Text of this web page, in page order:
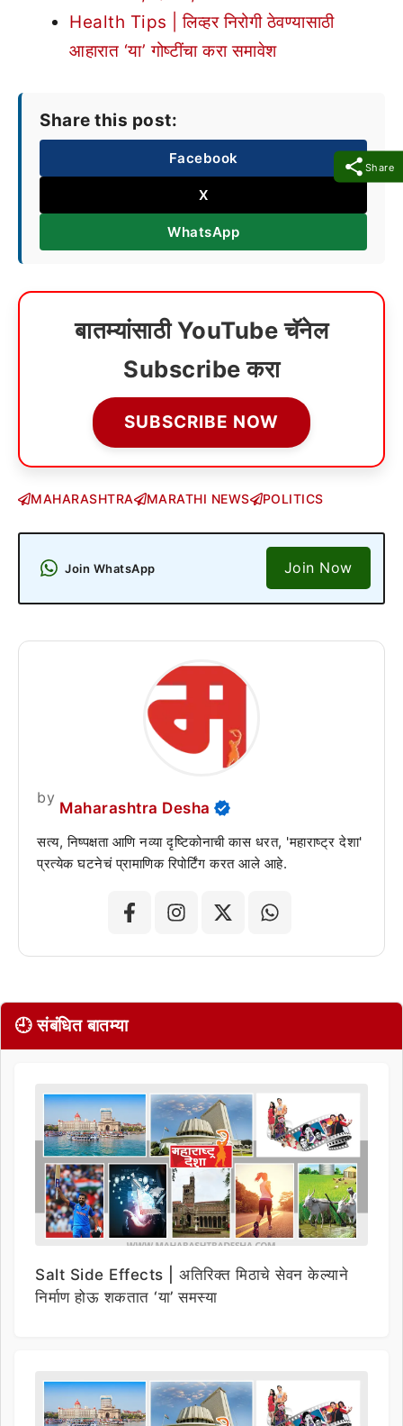
Share
Health Tips | लिव्हर निरोगी ठेवण्यासाठी
आहारात ‘या’ गोष्टींचा करा समावेश
Share this post:
Facebook
X
WhatsApp
बातम्यांसाठी YouTube चॅनेल
Subscribe करा
SUBSCRIBE NOW
MAHARASHTRA MARATHI NEWS POLITICS
Join WhatsApp Join Now
by
Maharashtra Desha
सत्य, निष्पक्षता आणि नव्या दृष्टिकोनाची कास धरत, 'महाराष्ट्र देशा'
प्रत्येक घटनेचं प्रामाणिक रिपोर्टिंग करत आले आहे.
🕘 संबंधित बातम्या
Salt Side Effects | अतिरिक्त मिठाचे सेवन केल्याने
निर्माण होऊ शकतात ‘या’ समस्या